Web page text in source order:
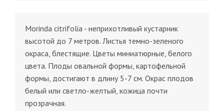
Morinda citrifolia - неприхотливый кустарник
высотой до 7 метров. Листья темно-зеленого
окраса, блестящие. Цветы миниатюрные, белого
цвета. Плоды овальной формы, картофельной
формы, достигают в длину 5-7 см. Окрас плодов
белый или светло-желтый, кожица почти
прозрачная.